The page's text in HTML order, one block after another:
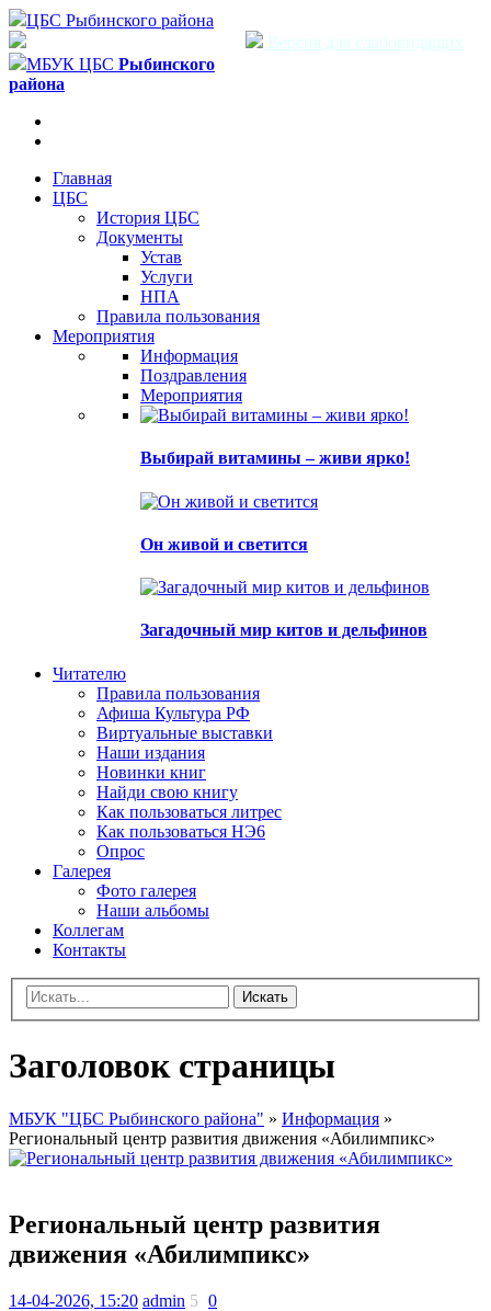
ЦБС Рыбинского района
Версия для слабовидящих
МБУК ЦБС Рыбинского
района
Главная
ЦБС
История ЦБС
Документы
Устав
Услуги
НПА
Правила пользования
Мероприятия
Информация
Поздравления
Мероприятия
Выбирай витамины – живи ярко!
Он живой и светится
Загадочный мир китов и дельфинов
Читателю
Правила пользования
Афиша Культура РФ
Виртуальные выставки
Наши издания
Новинки книг
Найди свою книгу
Как пользоваться литрес
Как пользоваться НЭ6
Опрос
Галерея
Фото галерея
Наши альбомы
Коллегам
Контакты
Искать
Заголовок страницы
МБУК "ЦБС Рыбинского района" » Информация »
Региональный центр развития движения «Абилимпикс»
Региональный центр развития
движения «Абилимпикс»
14-04-2026, 15:20 admin 5 0